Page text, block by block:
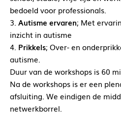
bedoeld voor professionals.
3. Autisme ervaren; Met
inzicht in autisme
4. Prikkels; Over- en
autisme.
Duur van de workshops is 60
Na de workshops is er een
afsluiting. We eindigen de
netwerkborrel.